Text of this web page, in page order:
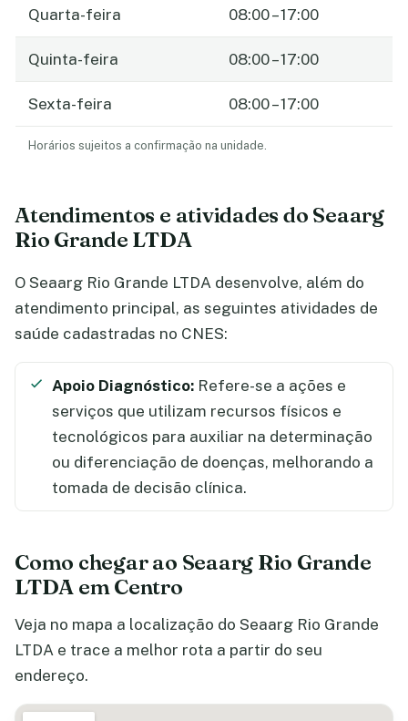
Quarta-feira 08:00 – 17:00
Quinta-feira 08:00 – 17:00
Sexta-feira 08:00 – 17:00
Horários sujeitos a confirmação na unidade.
Atendimentos e atividades do Seaarg
Rio Grande LTDA
O Seaarg Rio Grande LTDA desenvolve, além do
atendimento principal, as seguintes atividades de
saúde cadastradas no CNES:
Apoio Diagnóstico: Refere-se a ações e
serviços que utilizam recursos físicos e
tecnológicos para auxiliar na determinação
ou diferenciação de doenças, melhorando a
tomada de decisão clínica.
Como chegar ao Seaarg Rio Grande
LTDA em Centro
Veja no mapa a localização do Seaarg Rio Grande
LTDA e trace a melhor rota a partir do seu
endereço.